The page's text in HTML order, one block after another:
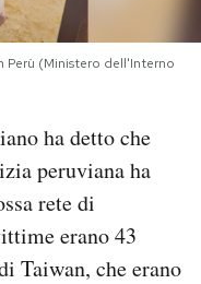
Perù (Ministero dell'Interno
ha detto che
peruviana ha
rete di
erano 43
Taiwan, che erano